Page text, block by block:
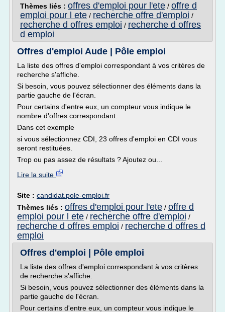
Thèmes liés : offres d'emploi pour l'ete / offre d
emploi pour l ete / recherche offre d'emploi /
recherche d offres emploi / recherche d offres
d emploi
Offres d'emploi Aude | Pôle emploi
La liste des offres d'emploi correspondant à vos critères de
recherche s'affiche.
Si besoin, vous pouvez sélectionner des éléments dans la
partie gauche de l'écran.
Pour certains d'entre eux, un compteur vous indique le
nombre d'offres correspondant.
Dans cet exemple
si vous sélectionnez CDI, 23 offres d'emploi en CDI vous
seront restituées.
Trop ou pas assez de résultats ? Ajoutez ou...
Lire la suite
Site : candidat.pole-emploi.fr
Thèmes liés : offres d'emploi pour l'ete / offre d
emploi pour l ete / recherche offre d'emploi /
recherche d offres emploi / recherche d offres d
emploi
Offres d'emploi | Pôle emploi
La liste des offres d'emploi correspondant à vos critères
de recherche s'affiche.
Si besoin, vous pouvez sélectionner des éléments dans la
partie gauche de l'écran.
Pour certains d'entre eux, un compteur vous indique le